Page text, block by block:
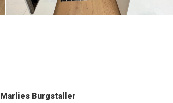
Marlies Burgstaller